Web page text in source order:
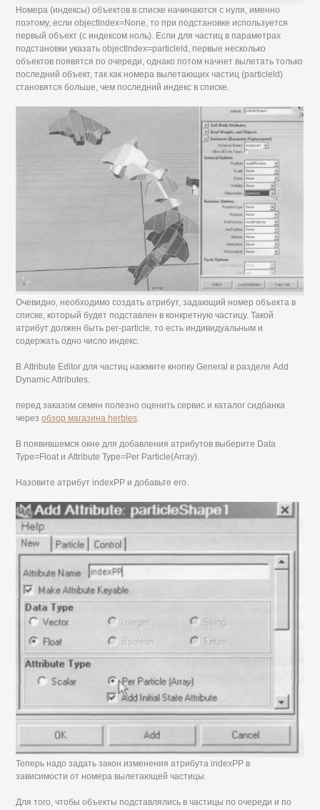
Номера (индексы) объектов в списке начинаются с нуля, именно
поэтому, если objectlndex=None, то при подстановке используется
первый объект (с индексом ноль). Если для частиц в параметрах
подстановки указать objectlndex=particleld, первые несколько
объектов появятся по очереди, однако потом начнет вылетать только
последний объект, так как номера вылетающих частиц (particleld)
становятся больше, чем последний индекс в списке.
Очевидно, необходимо создать атрибут, задающий номер объекта в
списке, который будет подставлен в конкретную частицу. Такой
атрибут должен быть per-particle, то есть индивидуальным и
содержать одно число индекс.
В Attribute Editor для частиц нажмите кнопку General в разделе Add
Dynamic Attributes.
перед заказом семян полезно оценить сервис и каталог сидбанка
черезобзор магазина herbies
В появившемся окне для добавления атрибутов выберите Data
Type=Float и Attribute Type=Per Particle(Array).
Назовите атрибут indexPP и добавьте его.
Теперь надо задать закон изменения атрибута indexPP в
зависимости от номера вылетающей частицы.
Для того, чтобы объекты подставлялись в частицы по очереди и по